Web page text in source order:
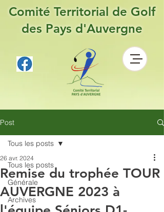
Comité Territorial de Golf
des Pays d'Auvergne
Post
Tous les posts
Générale
Archives
Tous les posts
Remise du trophée TOUR
AUVERGNE 2023 à
26 avr. 2024